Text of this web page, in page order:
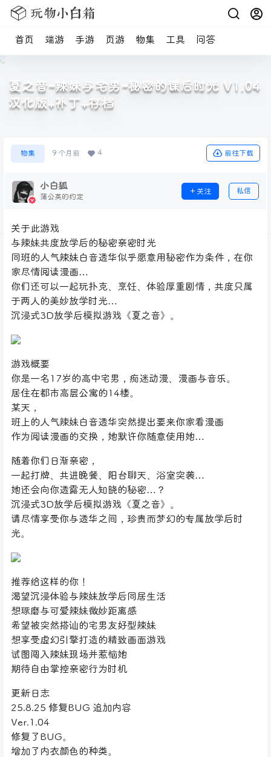
首页 端游 手游 页游 物集 工具 问答
夏之音~辣妹与宅男~秘密的课后时光 V1.04
汉化版+补丁+存档
物集 9 个月前 4 前往下载
小白狐
蒲公英的约定
关注 私信
关于此游戏
与辣妹共度放学后的秘密亲密时光
同班的人气辣妹白音透华似乎愿意用秘密作为条件，在你
家尽情阅读漫画…
你们还可以一起玩扑克、烹饪、体验厚重剧情，共度只属
于两人的美妙放学时光…
沉浸式3D放学后模拟游戏《夏之音》。
游戏概要
你是一名17岁的高中宅男，痴迷动漫、漫画与音乐。
居住在都市高层公寓的14楼。
某天，
班上的人气辣妹白音透华突然提出要来你家看漫画
作为阅读漫画的交换，她默许你随意使用她…
随着你们日渐亲密，
一起打牌、共进晚餐、阳台聊天、浴室突袭…
她还会向你透露无人知晓的秘密…？
沉浸式3D放学后模拟游戏《夏之音》。
请尽情享受你与透华之间，珍贵而梦幻的专属放学后时
光。
推荐给这样的你！
渴望沉浸体验与辣妹放学后同居生活
想琢磨与可爱辣妹微妙距离感
希望被突然搭讪的宅男友好型辣妹
想享受虚幻引擎打造的精致画面游戏
试图闯入辣妹现场并惹恼她
期待自由掌控亲密行为时机
更新日志
25.8.25 修复BUG 追加内容
Ver.1.04
修复了BUG。
增加了内衣颜色的种类。